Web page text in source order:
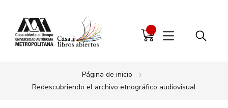
Página de inicio
Redescubriendo el archivo etnográfico audiovisual